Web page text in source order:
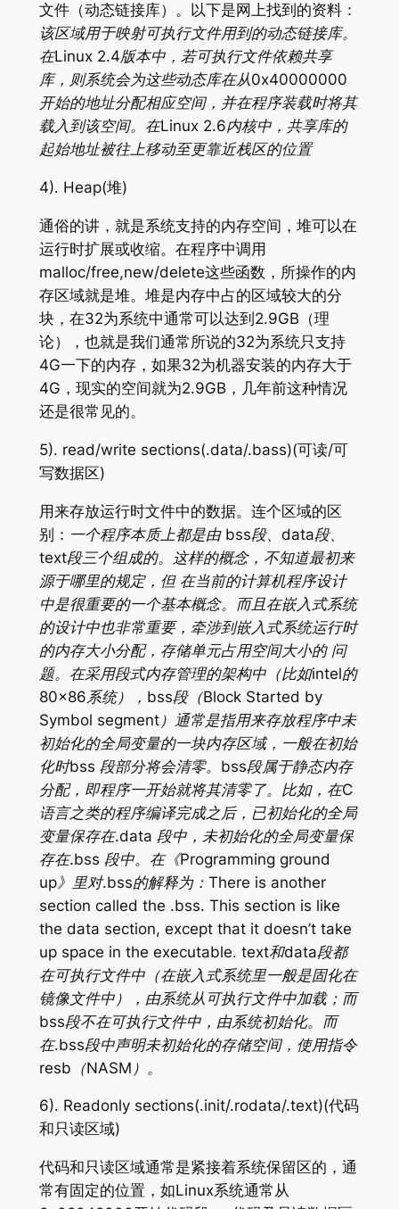
文件（动态链接库）。以下是网上找到的资料：
该区域用于映射可执行文件用到的动态链接库。
在Linux 2.4版本中，若可执行文件依赖共享
库，则系统会为这些动态库在从0x40000000
开始的地址分配相应空间，并在程序装载时将其
载入到该空间。在Linux 2.6内核中，共享库的
起始地址被往上移动至更靠近栈区的位置
4). Heap(堆)
通俗的讲，就是系统支持的内存空间，堆可以在
运行时扩展或收缩。在程序中调用
malloc/free,new/delete这些函数，所操作的内
存区域就是堆。堆是内存中占的区域较大的分
块，在32为系统中通常可以达到2.9GB（理
论），也就是我们通常所说的32为系统只支持
4G一下的内存，如果32为机器安装的内存大于
4G，现实的空间就为2.9GB，几年前这种情况
还是很常见的。
5). read/write sections(.data/.bass)(可读/可
写数据区)
用来存放运行时文件中的数据。连个区域的区
别： 一个程序本质上都是由 bss段、data段、
text段三个组成的。这样的概念，不知道最初来
源于哪里的规定，但 在当前的计算机程序设计
中是很重要的一个基本概念。而且在嵌入式系统
的设计中也非常重要，牵涉到嵌入式系统运行时
的内存大小分配，存储单元占用空间大小的 问
题。在采用段式内存管理的架构中（比如intel的
80×86系统），bss段（Block Started by
Symbol segment）通常是指用来存放程序中未
初始化的全局变量的一块内存区域，一般在初始
化时bss 段部分将会清零。bss段属于静态内存
分配，即程序一开始就将其清零了。比如，在C
语言之类的程序编译完成之后，已初始化的全局
变量保存在.data 段中，未初始化的全局变量保
存在.bss 段中。在《Programming ground
up》里对.bss的解释为：There is another
section called the .bss. This section is like
the data section, except that it doesn’t take
up space in the executable. text和data段都
在可执行文件中（在嵌入式系统里一般是固化在
镜像文件中），由系统从可执行文件中加载；而
bss段不在可执行文件中，由系统初始化。而
在.bss段中声明未初始化的存储空间，使用指令
resb（NASM）。
6). Readonly sections(.init/.rodata/.text)(代码
和只读区域)
代码和只读区域通常是紧接着系统保留区的，通
常有固定的位置，如Linux系统通常从